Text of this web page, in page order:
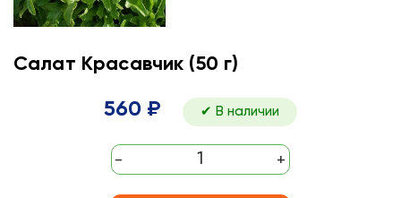
Салат Красавчик (50 г)
560 ₽ ✔ В наличии
- +